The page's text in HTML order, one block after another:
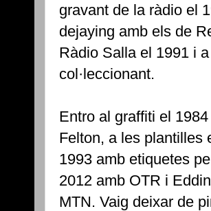
gravant de la ràdio el
dejaying amb els de
Ràdio Salla el 1991 i
col·leccionant.
Entro al graffiti el
Felton, a les plantilles
1993 amb etiquetes
2012 amb OTR i
MTN. Vaig deixar de